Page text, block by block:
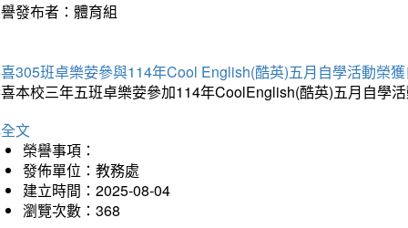
發布者：體育組
305班卓樂荌參與114年Cool English(酷英)五月自學活動榮
本校三年五班卓樂荌參加114年CoolEnglish(酷英)五月自學
文
榮譽事項：
發佈單位：教務處
建立時間：2025-08-04
瀏覽次數：368